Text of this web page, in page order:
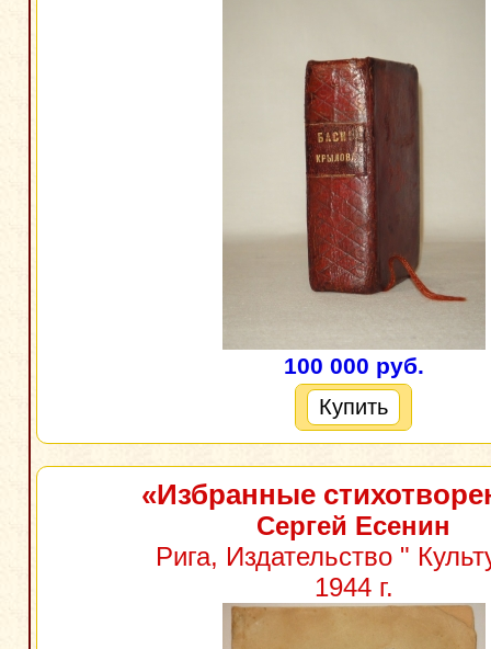
100 000 руб.
Купить
«Избранные
Сергей Есенин
Рига, Издательство "
1944 г.